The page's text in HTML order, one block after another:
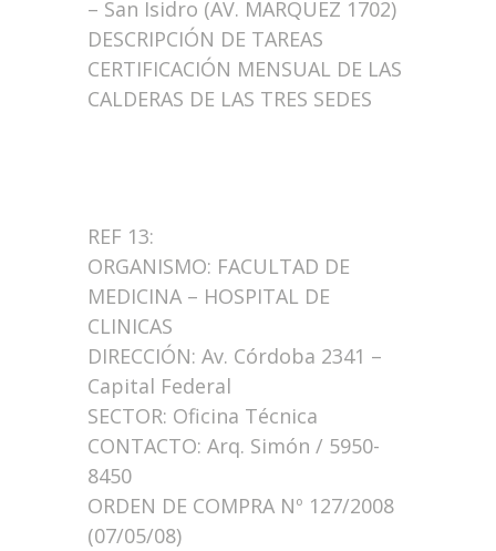
– San Isidro (AV. MARQUEZ 1702)
DESCRIPCIÓN DE TAREAS
CERTIFICACIÓN MENSUAL DE LAS
CALDERAS DE LAS TRES SEDES
REF 13:
ORGANISMO: FACULTAD DE
MEDICINA – HOSPITAL DE
CLINICAS
DIRECCIÓN: Av. Córdoba 2341 –
Capital Federal
SECTOR: Oficina Técnica
CONTACTO: Arq. Simón / 5950-
8450
ORDEN DE COMPRA Nº 127/2008
(07/05/08)